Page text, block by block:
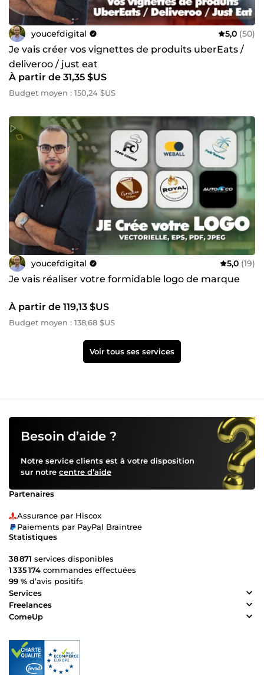
youcefdigital 5,0 (50)
Je vais créer vos vignettes de produits uberEats /
deliveroo / just eat
À partir de 31,35 $US
Budget moyen : 150,24 $US
youcefdigital 5,0 (19)
Je vais réaliser votre formidable logo de marque
À partir de 119,13 $US
Budget moyen : 138,68 $US
Voir tous ses services
Besoin d’aide ?
Notre service clients est à votre disposition
sur notre centre d’aide
Partenaires
Assurance par Hiscox
Paiements par PayPal Braintree
Statistiques
38 871 services disponibles
1 335 174 commandes effectuées
99 % d’avis positifs
Services
Freelances
ComeUp